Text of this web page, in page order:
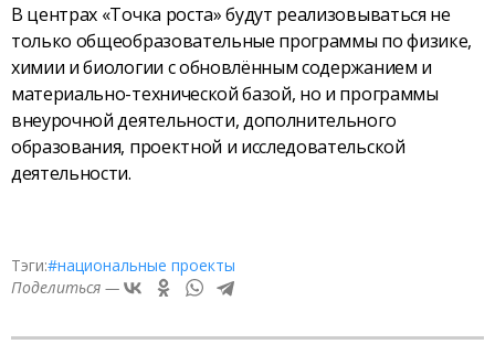
В центрах «Точка роста» будут реализовываться не
только общеобразовательные программы по физике,
химии и биологии с обновлённым содержанием и
материально-технической базой, но и программы
внеурочной деятельности, дополнительного
образования, проектной и исследовательской
деятельности.
Тэги:#национальные проекты
Поделиться —